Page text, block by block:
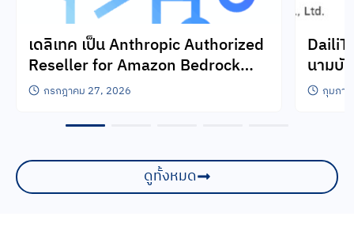
เดลิเทค เป็น Anthropic Authorized
Reseller for Amazon Bedrock
อย่างเป็นทางการ
กรกฎาคม 27, 2026
นามบั
ส่งเส
กุมภา
ดูทั้งหมด